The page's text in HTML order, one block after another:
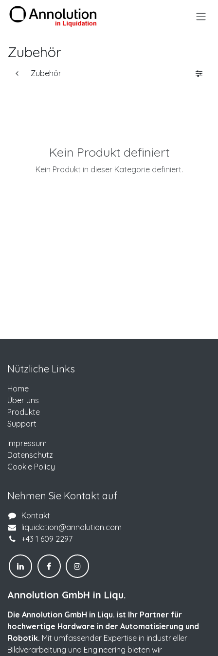
Zum Inhalt springen
Zubehör
Zubehör
Kein Produkt definiert
Kein Produkt in dieser Kategorie definiert.
Nützliche Links
Home
Über uns
Produkte
Support
Impressum
Datenschutz
Cookie Policy
Nehmen Sie Kontakt auf
Kontakt
liquidation@annolution.com
+43 1 609 2297
Annolution GmbH in Liqu.
Die Annolution GmbH in Liqu. ist Ihr Partner für
hochwertige Hardware in der Automatisierung und
Robotik. Mit umfassender Expertise in industrieller
Bildverarbeitung und Engineering bieten wir